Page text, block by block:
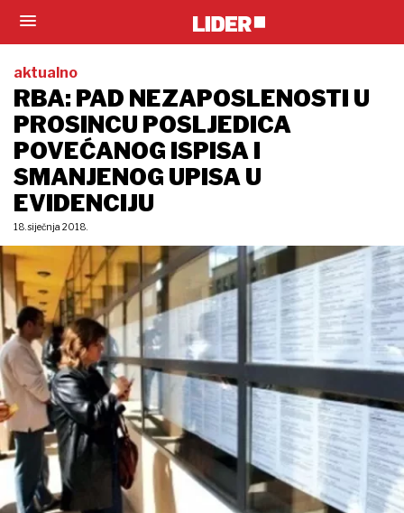
aktualno
RBA: PAD NEZAPOSLENOSTI U
PROSINCU POSLJEDICA
POVEĆANOG ISPISA I
SMANJENOG UPISA U
EVIDENCIJU
18. siječnja 2018.